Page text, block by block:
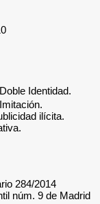
Identidad.
ilícita.
284/2014
núm. 9 de Madrid